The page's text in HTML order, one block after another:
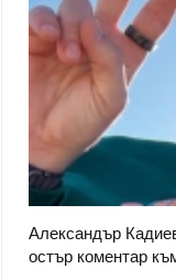
Александър
остър коментар